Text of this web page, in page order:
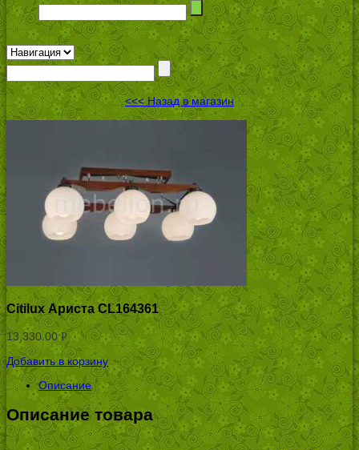
<<< Назад в магазин
Citilux Ариста CL164361
13,330.00Р
УБ.
Добавить в корзину
Описание
Описание товара